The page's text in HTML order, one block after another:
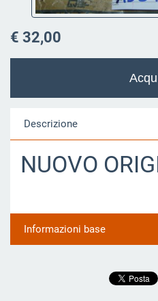
€ 32,00
Descrizione
NUOVO
Informazioni base